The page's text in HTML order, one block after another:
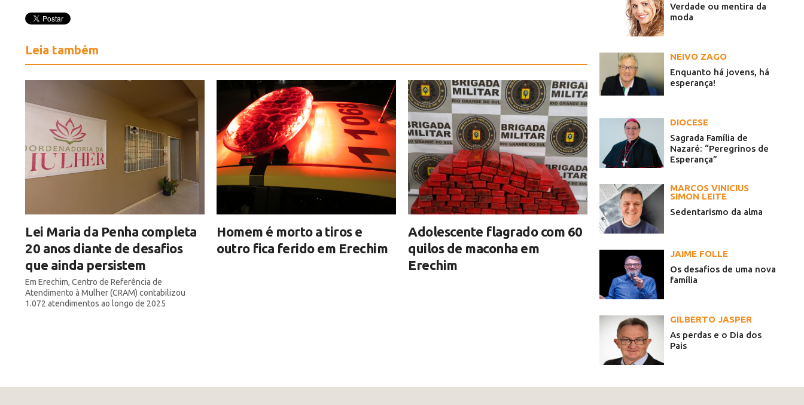
Leia também
Lei Maria da Penha completa
20 anos diante de desafios
que ainda persistem
Em Erechim, Centro de Referência de
Atendimento à Mulher (CRAM) contabilizou
1.072 atendimentos ao longo de 2025
Homem é morto a tiros e
outro fica ferido em Erechim
Adolescente flagrado com 60
quilos de maconha em
Erechim
Verdade ou mentira da
moda
NEIVO ZAGO
Enquanto há jovens, há
esperança!
DIOCESE
Sagrada Família de
Nazaré: “Peregrinos de
Esperança”
MARCOS VINICIUS
SIMON LEITE
Sedentarismo da alma
JAIME FOLLE
Os desafios de uma nova
família
GILBERTO JASPER
As perdas e o Dia dos
Pais